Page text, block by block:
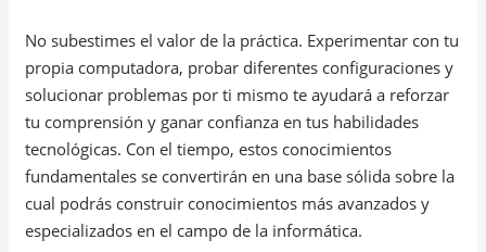
No subestimes el valor de la práctica. Experimentar con tu
propia computadora, probar diferentes configuraciones y
solucionar problemas por ti mismo te ayudará a reforzar
tu comprensión y ganar confianza en tus habilidades
tecnológicas. Con el tiempo, estos conocimientos
fundamentales se convertirán en una base sólida sobre la
cual podrás construir conocimientos más avanzados y
especializados en el campo de la informática.